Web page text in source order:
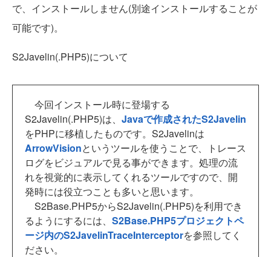
で、インストールしません(別途インストールすることが
可能です)。
S2Javelin(.PHP5)について
今回インストール時に登場する
S2Javelin(.PHP5)は、 Javaで作成されたS2Javelin
をPHPに移植したものです。S2Javelinは
ArrowVisionというツールを使うことで、トレース
ログをビジュアルで見る事ができます。処理の流
れを視覚的に表示してくれるツールですので、開
発時には役立つことも多いと思います。
S2Base.PHP5からS2Javelin(.PHP5)を利用でき
るようにするには、 S2Base.PHP5プロジェクトペ
ージ内のS2JavelinTraceInterceptorを参照してく
ださい。